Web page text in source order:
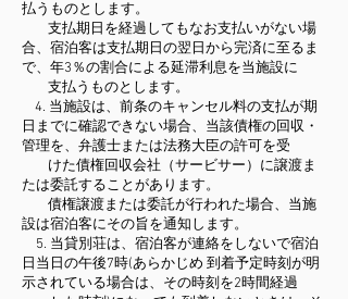
払うものとします。
支払期日を経過してもなお支払いがない場
合、宿泊客は支払期日の翌日から完済に至るま
で、年3％の割合による延滞利息を当施設に
支払うものとします。
4. 当施設は、前条のキャンセル料の支払が期
日までに確認できない場合、当該債権の回収・
管理を、弁護士または法務大臣の許可を受
けた債権回収会社（サービサー）に譲渡ま
たは委託することがあります。
債権譲渡または委託が行われた場合、当施
設は宿泊客にその旨を通知します。
5. 当貸別荘は、宿泊客が連絡をしないで宿泊
日当日の午後7時(あらかじめ 到着予定時刻が明
示されている場合は、その時刻を2時間経過